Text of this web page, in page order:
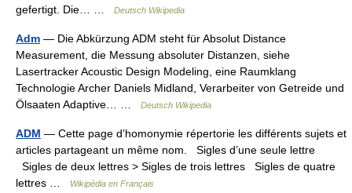
gefertigt. Die… …
Deutsch Wikipedia
Adm — Die Abkürzung ADM steht für Absolut Distance
Measurement, die Messung absoluter Distanzen, siehe
Lasertracker Acoustic Design Modeling, eine Raumklang
Technologie Archer Daniels Midland, Verarbeiter von Getreide und
Ölsaaten Adaptive… …
Deutsch Wikipedia
ADM — Cette page d’homonymie répertorie les différents sujets et
articles partageant un même nom. Sigles d’une seule lettre
Sigles de deux lettres > Sigles de trois lettres Sigles de quatre
lettres …
Wikipédia en Français